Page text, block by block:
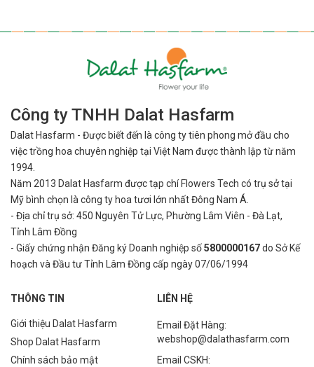
Công ty TNHH Dalat Hasfarm
Dalat Hasfarm - Được biết đến là công ty tiên phong mở đầu cho
việctrồng hoa chuyên nghiệp tại Việt Nam được thành lập từ năm
1994.
Năm 2013 Dalat Hasfarm được tạp chí Flowers Tech có trụ sở tại
Mỹ bình chọn là công ty hoa tươi lớn nhất Đông Nam Á.
- Địa chỉ trụ sở: 450 Nguyên Tử Lực, Phường Lâm Viên - Đà Lạt,
Tỉnh Lâm Đồng
- Giấy chứng nhận Đăng ký Doanh nghiệp số5800000167do Sở Kế
hoạch và Đầu tư Tỉnh Lâm Đồng cấp ngày 07/06/1994
THÔNG TIN
Giới thiệu Dalat Hasfarm
Shop Dalat Hasfarm
Chính sách bảo mật
LIÊN HỆ
Email Đặt Hàng:
webshop@dalathasfarm.com
Email CSKH: